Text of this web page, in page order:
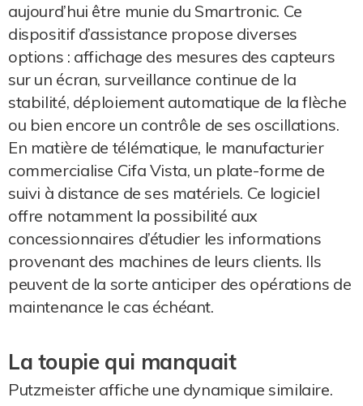
aujourd’hui être munie du Smartronic. Ce
dispositif d’assistance propose diverses
options : affichage des mesures des capteurs
sur un écran, surveillance continue de la
stabilité, déploiement automatique de la flèche
ou bien encore un contrôle de ses oscillations.
En matière de télématique, le manufacturier
commercialise Cifa Vista, un plate-forme de
suivi à distance de ses matériels. Ce logiciel
offre notamment la possibilité aux
concessionnaires d’étudier les informations
provenant des machines de leurs clients. Ils
peuvent de la sorte anticiper des opérations de
maintenance le cas échéant.
La toupie qui manquait
Putzmeister affiche une dynamique similaire.